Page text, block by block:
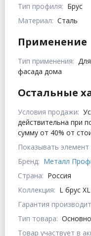
Тип профиля: Брус
Материал: Сталь
Применение
Тип применения:
фасада дома
Остальные
Условия продажи:
действительна при
сумму от 40% от
Показывать
Бренд: Металл
Страна: Россия
Коллекция: L брус
Гарантия
Тип товара:
Товар участвует в